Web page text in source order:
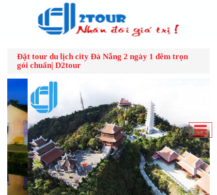
Đặt tour du lịch city Đà Nẵng 2 ngày 1 đêm trọn
gói chuẩn| D2tour